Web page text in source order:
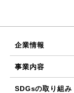
企業情報
事業内容
SDGsの取り組み